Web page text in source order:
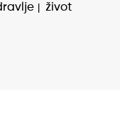
život